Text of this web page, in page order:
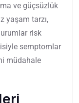
ve güçsüzlük
yaşam tarzı,
risk
semptomlar
müdahale